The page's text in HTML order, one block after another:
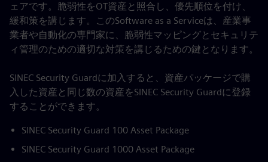
ェアです。脆弱性をOT資産と照合し、優先順位を付け、
緩和策を講じます。このSoftware as a Serviceは、産業事
業者や自動化の専門家に、脆弱性マッピングとセキュリテ
ィ管理のための適切な対策を講じるための鍵となります。
SINEC Security Guardに加入すると、資産パッケージで購
入した資産と同じ数の資産をSINEC Security Guardに登録
することができます。
SINEC Security Guard 100 Asset Package
SINEC Security Guard 1000 Asset Package